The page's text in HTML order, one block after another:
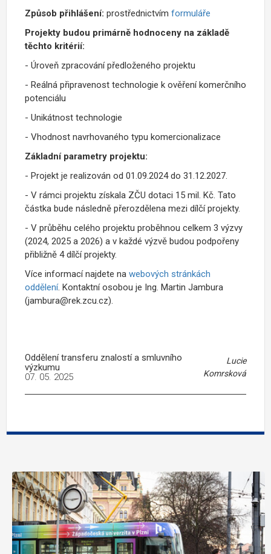
Způsob přihlášení: prostřednictvím formuláře
Projekty budou primárně hodnoceny na základě
těchto kritérií:
- Úroveň zpracování předloženého projektu
- Reálná připravenost technologie k ověření komerčního
potenciálu
- Unikátnost technologie
- Vhodnost navrhovaného typu komercionalizace
Základní parametry projektu:
- Projekt je realizován od 01.09.2024 do 31.12.2027.
- V rámci projektu získala ZČU dotaci 15 mil. Kč. Tato
částka bude následně přerozdělena mezi dílčí projekty.
- V průběhu celého projektu proběhnou celkem 3 výzvy
(2024, 2025 a 2026) a v každé výzvě budou podpořeny
přibližně 4 dílčí projekty.
Více informací najdete na webových stránkách
oddělení. Kontaktní osobou je Ing. Martin Jambura
(jambura@rek.zcu.cz).
Oddělení transferu znalostí a smluvního
výzkumu
Lucie
Komrsková
07. 05. 2025